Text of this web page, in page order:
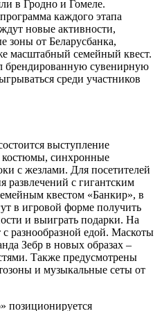
в Гродно и Гомеле.
каждого этапа
новые активности,
зоны от Беларусбанка,
масштабный семейный квест.
брендированную сувенирную
среди участников
выступление
синхронные
с жезлами. Для посетителей
развлечений с гигантским
квестом «Банкир», в
в игровой форме получить
и выиграть подарки. На
с разнообразной едой. Маскоты
Зебр в новых образах –
Также предусмотрены
и музыкальные сеты от
позиционируется